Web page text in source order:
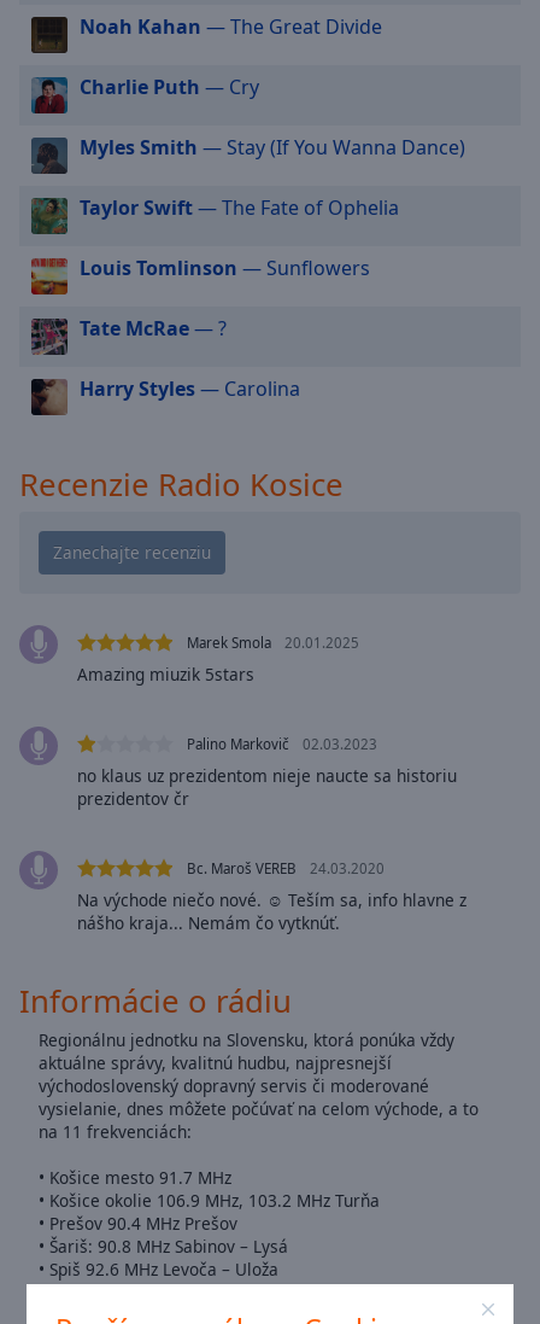
window.
Beginning
dialog
window.
Escape
and
close
window.
Text
Color
Caption
Color
Font
Size
Edge
Style
Font
Family
Noah Kahan — The Great Divide
Charlie Puth — Cry
Myles Smith — Stay (If You Wanna Dance)
Taylor Swift— The Fate of Ophelia
Louis Tomlinson — Sunflowers
Tate McRae— ?
Harry Styles— Carolina
Recenzie Radio Kosice
Marek Smola 20.01.2025
Amazing miuzik 5stars
Palino Markovič 02.03.2023
no klaus uz prezidentom nieje naucte sa historiu
prezidentov čr
Bc. Maroš VEREB 24.03.2020
Na východe niečo nové. ☺ Teším sa, info hlavne z
nášho kraja... Nemám čo vytknúť.
Informácie o rádiu
Regionálnu jednotku na Slovensku, ktorá ponúka vždy
aktuálne správy, kvalitnú hudbu, najpresnejší
východoslovenský dopravný servis či moderované
vysielanie, dnes môžete počúvať na celom východe, a to
na 11 frekvenciách:
• Košice mesto 91.7 MHz
• Košice okolie 106.9 MHz, 103.2 MHz Turňa
• Prešov 90.4 MHz Prešov
• Šariš: 90.8 MHz Sabinov – Lysá
• Spiš 92.6 MHz Levoča – Uloža
• Gemer 102.0 MHz Rožňava
• Zemplín 97.0 MHz Strážske, 102.7 Michalovce a 91.0 MHz